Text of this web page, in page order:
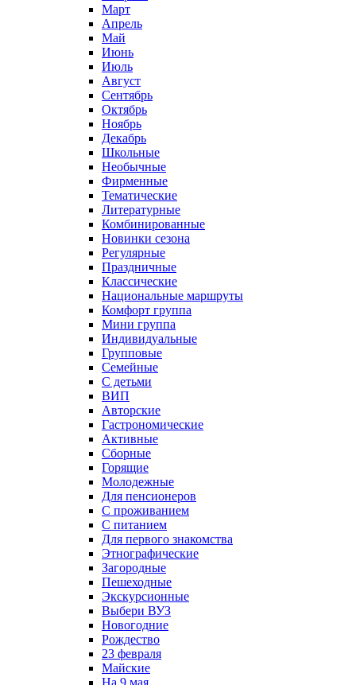
Март
Апрель
Май
Июнь
Июль
Август
Сентябрь
Октябрь
Ноябрь
Декабрь
Школьные
Необычные
Фирменные
Тематические
Литературные
Комбинированные
Новинки сезона
Регулярные
Праздничные
Классические
Национальные маршруты
Комфорт группа
Мини группа
Индивидуальные
Групповые
Семейные
С детьми
ВИП
Авторские
Гастрономические
Активные
Сборные
Горящие
Молодежные
Для пенсионеров
С проживанием
С питанием
Для первого знакомства
Этнографические
Загородные
Пешеходные
Экскурсионные
Выбери ВУЗ
Новогодние
Рождество
23 февраля
Майские
На 9 мая